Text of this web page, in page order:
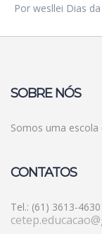
Por wesllei Dias
SOBRE NÓS
Somos uma
CONTATOS
Tel.: (61) 3613-4630